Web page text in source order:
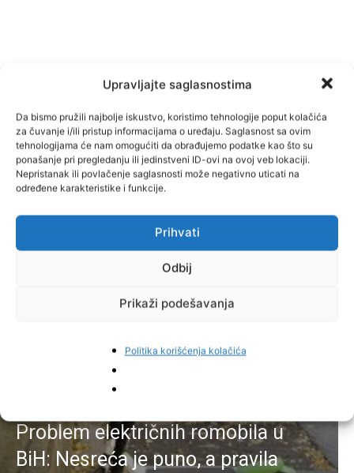
Upravljajte saglasnostima
Da bismo pružili najbolje iskustvo, koristimo tehnologije poput kolačića
za čuvanje i/ili pristup informacijama o uređaju. Saglasnost sa ovim
tehnologijama će nam omogućiti da obrađujemo podatke kao što su
ponašanje pri pregledanju ili jedinstveni ID-ovi na ovoj veb lokaciji.
Nepristanak ili povlačenje saglasnosti može negativno uticati na
određene karakteristike i funkcije.
Prihvati
Odbij
Prikaži podešavanja
Politika korišćenja kolačića
TAGOVI usora
Facebook Pinterest
Problem električnih romobila u
BiH: Nesreća je puno, a pravila